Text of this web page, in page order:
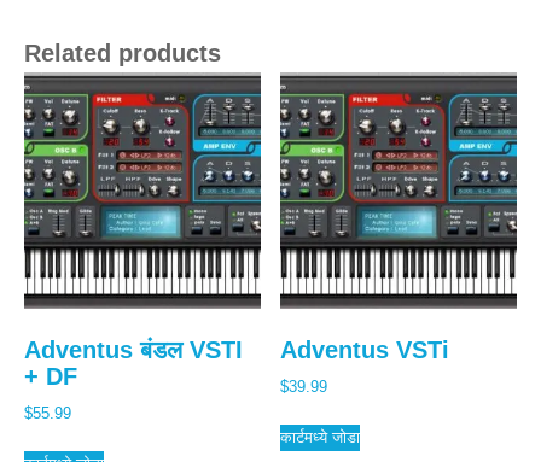
Related products
Adventus बंडल VSTI
+ DF
$55.99
Adventus VSTi
$39.99
कार्टमध्ये जोडा